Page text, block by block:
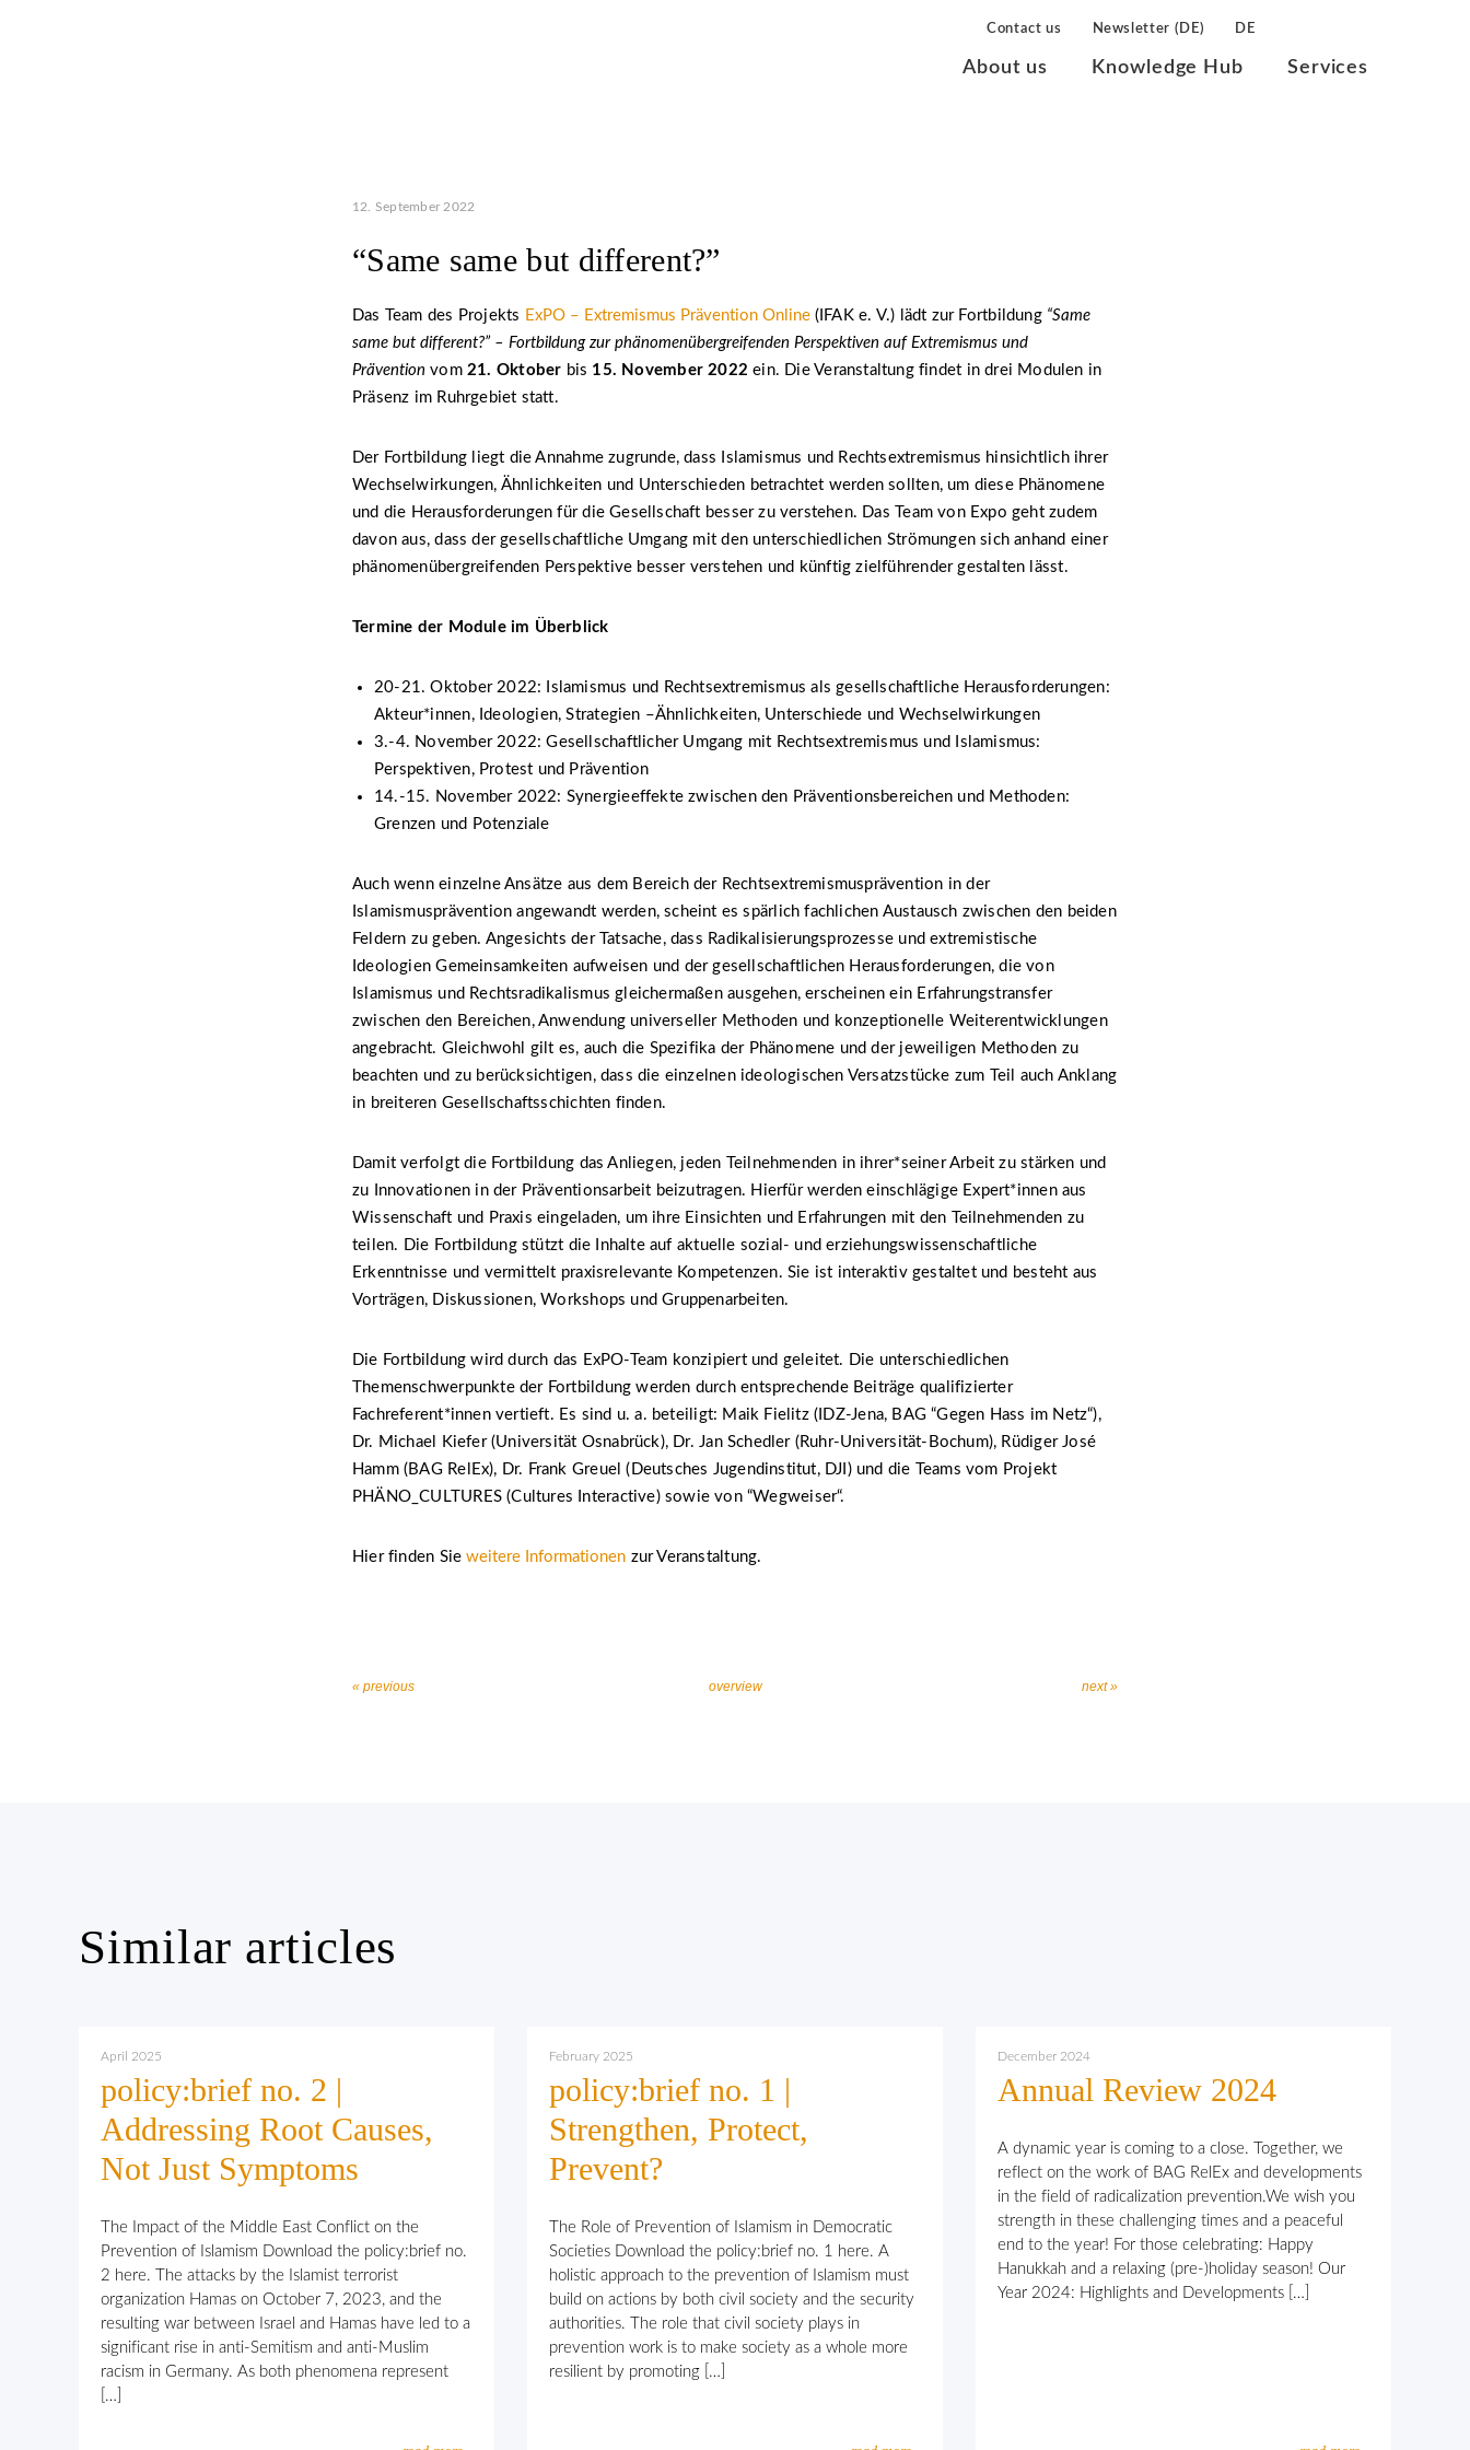
Contact us Newsletter (DE) DE
About us Knowledge Hub Services
12. September 2022
“Same same but different?”
Das Team des Projekts ExPO – Extremismus Prävention Online(IFAK e. V.) lädt zur Fortbildung “Same
same but different?” – Fortbildung zur phänomenübergreifenden Perspektiven auf Extremismus und
Prävention vom21. Oktober bis 15. November 2022 ein. Die Veranstaltung findet in drei Modulen in
Präsenz im Ruhrgebiet statt.
Der Fortbildung liegt die Annahme zugrunde, dass Islamismus und Rechtsextremismus hinsichtlich ihrer
Wechselwirkungen, Ähnlichkeiten und Unterschieden betrachtet werden sollten, um diese Phänomene
und die Herausforderungen für die Gesellschaft besser zu verstehen. Das Team von Expo geht zudem
davon aus, dass der gesellschaftliche Umgang mit den unterschiedlichen Strömungen sich anhand einer
phänomenübergreifenden Perspektive besser verstehen und künftig zielführender gestalten lässt.
Termine der Module im Überblick
20-21. Oktober 2022: Islamismus und Rechtsextremismus als gesellschaftliche Herausforderungen:
Akteur*innen, Ideologien, Strategien –Ähnlichkeiten, Unterschiede und Wechselwirkungen
3.-4. November 2022: Gesellschaftlicher Umgang mit Rechtsextremismus und Islamismus:
Perspektiven, Protest und Prävention
14.-15. November 2022: Synergieeffekte zwischen den Präventionsbereichen und Methoden:
Grenzen und Potenziale
Auch wenn einzelne Ansätze aus dem Bereich der Rechtsextremismusprävention in der
Islamismusprävention angewandt werden, scheint es spärlich fachlichen Austausch zwischen den beiden
Feldern zu geben. Angesichts der Tatsache, dass Radikalisierungsprozesse und extremistische
Ideologien Gemeinsamkeiten aufweisen und der gesellschaftlichen Herausforderungen, die von
Islamismus und Rechtsradikalismus gleichermaßen ausgehen, erscheinen ein Erfahrungstransfer
zwischen den Bereichen, Anwendung universeller Methoden und konzeptionelle Weiterentwicklungen
angebracht. Gleichwohl gilt es, auch die Spezifika der Phänomene und der jeweiligen Methoden zu
beachten und zu berücksichtigen, dass die einzelnen ideologischen Versatzstücke zum Teil auch Anklang
in breiteren Gesellschaftsschichten finden.
Damit verfolgt die Fortbildung das Anliegen, jeden Teilnehmenden in ihrer*seiner Arbeit zu stärken und
zu Innovationen in der Präventionsarbeit beizutragen. Hierfür werden einschlägige Expert*innen aus
Wissenschaft und Praxis eingeladen, um ihre Einsichten und Erfahrungen mit den Teilnehmenden zu
teilen. Die Fortbildung stützt die Inhalte auf aktuelle sozial- und erziehungswissenschaftliche
Erkenntnisse und vermittelt praxisrelevante Kompetenzen. Sie ist interaktiv gestaltet und besteht aus
Vorträgen, Diskussionen, Workshops und Gruppenarbeiten.
Die Fortbildung wird durch das ExPO-Team konzipiert und geleitet. Die unterschiedlichen
Themenschwerpunkte der Fortbildung werden durch entsprechende Beiträge qualifizierter
Fachreferent*innen vertieft. Es sind u. a. beteiligt: Maik Fielitz (IDZ-Jena, BAG “Gegen Hass im Netz“),
Dr. Michael Kiefer (Universität Osnabrück), Dr. Jan Schedler (Ruhr-Universität-Bochum), Rüdiger José
Hamm (BAG RelEx), Dr. Frank Greuel (Deutsches Jugendinstitut, DJI) und die Teams vom Projekt
PHÄNO_CULTURES (Cultures Interactive) sowie von “Wegweiser“.
Hier finden Sieweitere Informationen zur Veranstaltung.
« previous overview next »
Similar articles
April 2025
policy:brief no. 2 |
Addressing Root Causes,
Not Just Symptoms
The Impact of the Middle East Conflict on the
Prevention of Islamism Download the policy:brief no.
2 here. The attacks by the Islamist terrorist
organization Hamas on October 7, 2023, and the
resulting war between Israel and Hamas have led to a
significant rise in anti-Semitism and anti-Muslim
racism in Germany. As both phenomena represent
[…]
February 2025
policy:brief no. 1 |
Strengthen, Protect,
Prevent?
The Role of Prevention of Islamism in Democratic
Societies Download the policy:brief no. 1 here. A
holistic approach to the prevention of Islamism must
build on actions by both civil society and the security
authorities. The role that civil society plays in
prevention work is to make society as a whole more
resilient by promoting […]
December 2024
Annual Review 2024
A dynamic year is coming to a close. Together, we
reflect on the work of BAG RelEx and developments
in the field of radicalization prevention.We wish you
strength in these challenging times and a peaceful
end to the year! For those celebrating: Happy
Hanukkah and a relaxing (pre-)holiday season! Our
Year 2024: Highlights and Developments […]